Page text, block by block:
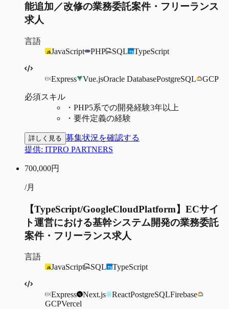
能追加／改修の業務委託案件・フリーランス
求人
言語
JavaScript
PHP SQL TypeScript
Express Vue.jsOracle DatabasePostgreSQL GCP
必須スキル
・ PHP5系での開発経験3年以上
・ 要件定義の経験
詳しく見る 募集状況を確認する
提供: ITPRO PARTNERS
700,000円
/月
【TypeScript/GoogleCloudPlatform】ECサイ
ト運営における基幹システム開発の業務委託
案件・フリーランス求人
言語
JavaScript
SQL TypeScript
Express Next.js ReactPostgreSQLFirebase
GCPVercel